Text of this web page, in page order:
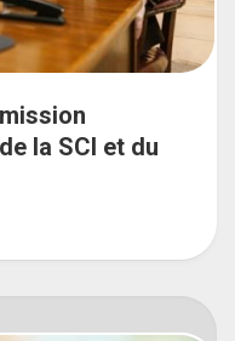
la SCI et du